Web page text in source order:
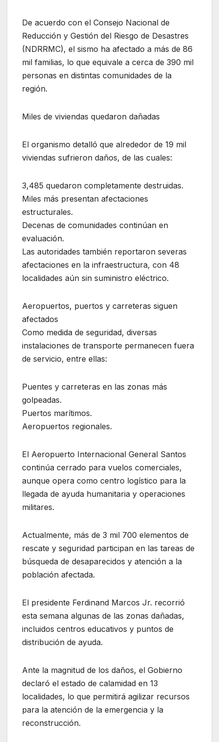
De acuerdo con el Consejo Nacional de
Reducción y Gestión del Riesgo de Desastres
(NDRRMC), el sismo ha afectado a más de 86
mil familias, lo que equivale a cerca de 390 mil
personas en distintas comunidades de la
región.
Miles de viviendas quedaron dañadas
El organismo detalló que alrededor de 19 mil
viviendas sufrieron daños, de las cuales:
3,485 quedaron completamente destruidas.
Miles más presentan afectaciones
estructurales.
Decenas de comunidades continúan en
evaluación.
Las autoridades también reportaron severas
afectaciones en la infraestructura, con 48
localidades aún sin suministro eléctrico.
Aeropuertos, puertos y carreteras siguen
afectados
Como medida de seguridad, diversas
instalaciones de transporte permanecen fuera
de servicio, entre ellas:
Puentes y carreteras en las zonas más
golpeadas.
Puertos marítimos.
Aeropuertos regionales.
El Aeropuerto Internacional General Santos
continúa cerrado para vuelos comerciales,
aunque opera como centro logístico para la
llegada de ayuda humanitaria y operaciones
militares.
Actualmente, más de 3 mil 700 elementos de
rescate y seguridad participan en las tareas de
búsqueda de desaparecidos y atención a la
población afectada.
El presidente Ferdinand Marcos Jr. recorrió
esta semana algunas de las zonas dañadas,
incluidos centros educativos y puntos de
distribución de ayuda.
Ante la magnitud de los daños, el Gobierno
declaró el estado de calamidad en 13
localidades, lo que permitirá agilizar recursos
para la atención de la emergencia y la
reconstrucción.